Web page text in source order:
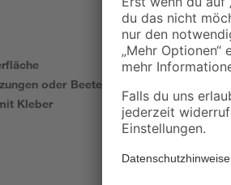
oder Beeteinfassungen verwendbar
Kleber